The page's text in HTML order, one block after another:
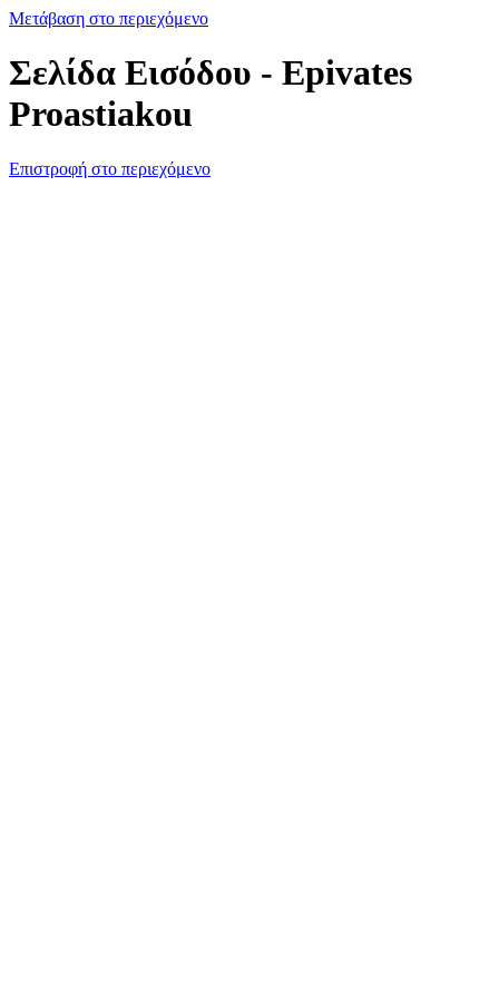
Μετάβαση στο περιεχόμενο
Σελίδα Εισόδου - Epivates
Proastiakou
Επιστροφή στο περιεχόμενο